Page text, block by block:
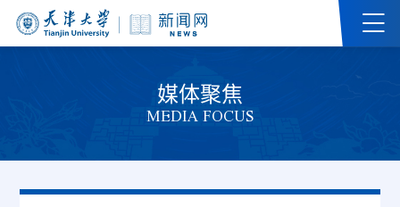
媒体聚焦
MEDIA FOCUS